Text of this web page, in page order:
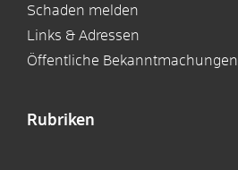
Schaden melden
Links & Adressen
Öffentliche Bekanntmachungen
Rubriken